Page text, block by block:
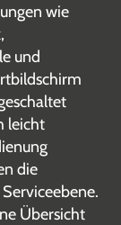
wie
und
leicht
die
Übersicht